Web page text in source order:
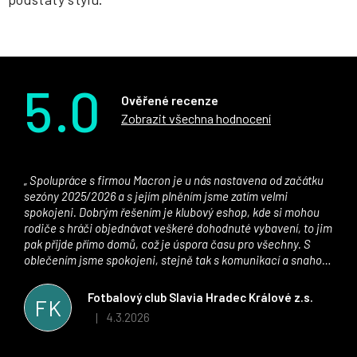
5.0
Ověřené recenze
Zobrazit všechna hodnocení
FK
Fotbalový club Slavia Hradec Králové z.s.
Hodnocení obchodu je 5 z 5 hvězdiček.
| 4.3.2026
sezóny 2025/2026 a s jejím plněním jsme zatím velmi
spokojeni. Dobrým řešením je klubový eshop, kde si mohou
rodiče s hráči objednávat veškeré dohodnuté vybavení, to jim
pak přijde přímo domů, což je úspora času pro všechny. S
oblečením jsme spokojeni, stejně tak s komunikací a snahou
stran. Věříme, že v tomto duchu bude spolupráce pokračovat
i nadále, nyní už začínáme řešit i první sady dresů ;)